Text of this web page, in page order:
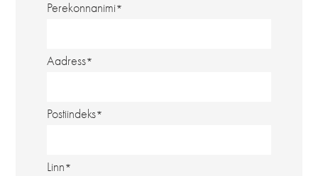
Perekonnanimi
Aadress
Postiindeks
Linn